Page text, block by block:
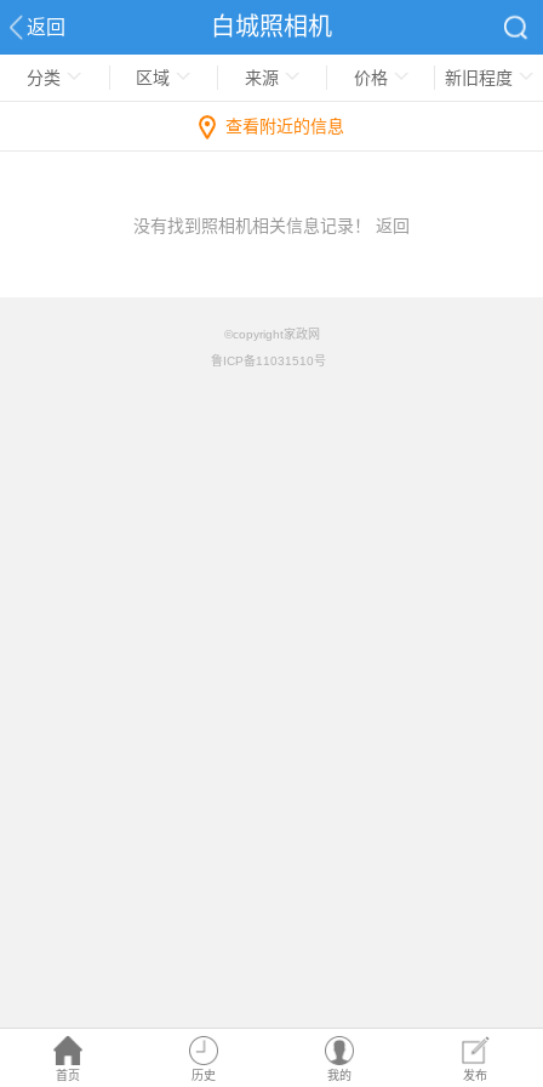
返回 白城照相机
首页 历史 我的 发布
分类 区域 来源 价格 新旧程度
查看附近的信息
没有找到照相机相关信息记录！ 返回
©copyright家政网
鲁ICP备11031510号